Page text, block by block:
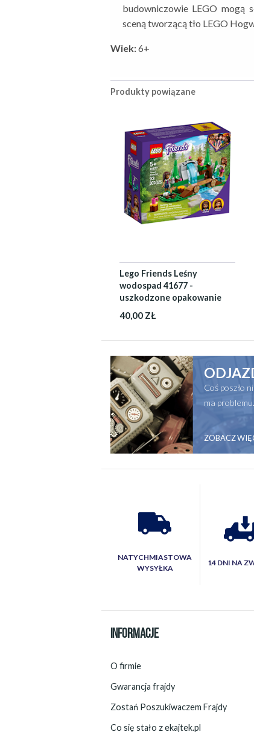
budowniczowie LEGO mogą
sceną tworzącą tło LEGO
Wiek:6+
Produkty powiązane
Lego Friends Leśny
wodospad 41677 -
uszkodzone opakowanie
40,00 ZŁ
Coś poszło
ma
ZOBACZ
NATYCHMIASTOWA
WYSYŁKA
14 DNI NA
INFORMACJE
O firmie
Gwarancja frajdy
Zostań Poszukiwaczem Frajdy
Co się stało z ekajtek.pl